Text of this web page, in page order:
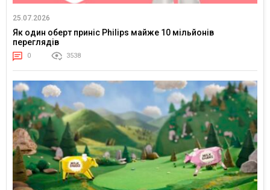
25.07.2026
Як один оберт приніс Philips майже 10 мільйонів
переглядів
0 3538